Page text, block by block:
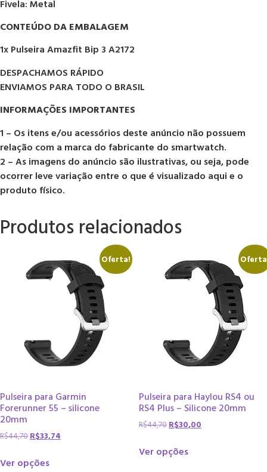
Fivela: Metal
CONTEÚDO DA EMBALAGEM
1x Pulseira Amazfit Bip 3 A2172
DESPACHAMOS RÁPIDO
ENVIAMOS PARA TODO O BRASIL
INFORMAÇÕES IMPORTANTES
1 – Os itens e/ou acessórios deste anúncio não possuem
relação com a marca do fabricante do smartwatch.
2 – As imagens do anúncio são ilustrativas, ou seja, pode
ocorrer leve variação entre o que é visualizado aqui e o
produto físico.
Produtos relacionados
Oferta!
Pulseira para Garmin
Forerunner 55 – silicone
20mm
R$44,70 R$33,74
Ver opções
Pulseira para Haylou RS4 ou
RS4 Plus – Silicone 20mm
R$44,70 R$30,00
Ver opções